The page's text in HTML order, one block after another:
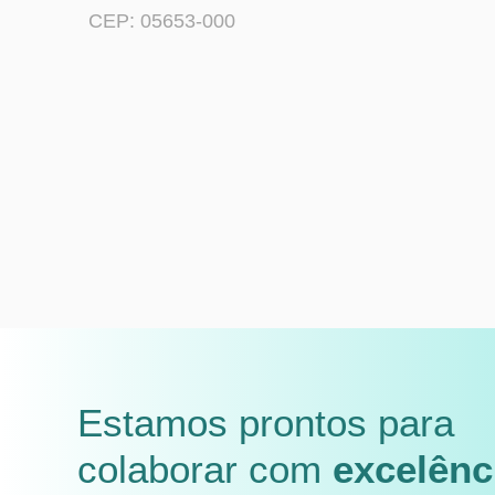
CEP: 05653-000
Estamos prontos para
colaborar com